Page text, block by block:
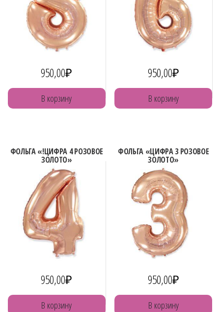
950,00₽
В корзину
950,00₽
В корзину
ФОЛЬГА «!ЦИФРА 4 РОЗОВОЕ
ЗОЛОТО»
950,00₽
В корзину
ФОЛЬГА «ЦИФРА 3 РОЗОВОЕ
ЗОЛОТО»
950,00₽
В корзину